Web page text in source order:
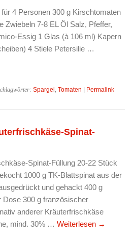
4 Personen 300 g Kirschtomaten
Zwiebeln 7-8 EL Öl Salz, Pfeffer,
Essig 1 Glas (à 106 ml) Kapern
4 Stiele Petersilie …
Spargel Tomaten | Permalink
Spinat-
Spinat-Füllung 20-22 Stück
1000 g TK-Blattspinat aus der
und gehackt 400 g
Dose 300 g französischer
anderer Kräuterfrischkäse
mind. 30% … Weiterlesen →